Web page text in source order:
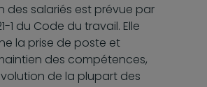
des salariés est prévue par
1 du Code du travail. Elle
la prise de poste et
des compétences,
de la plupart des